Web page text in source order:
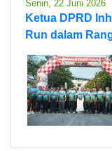
Senin, 22 Juni 2026
Ketua DPRD
Run dalam